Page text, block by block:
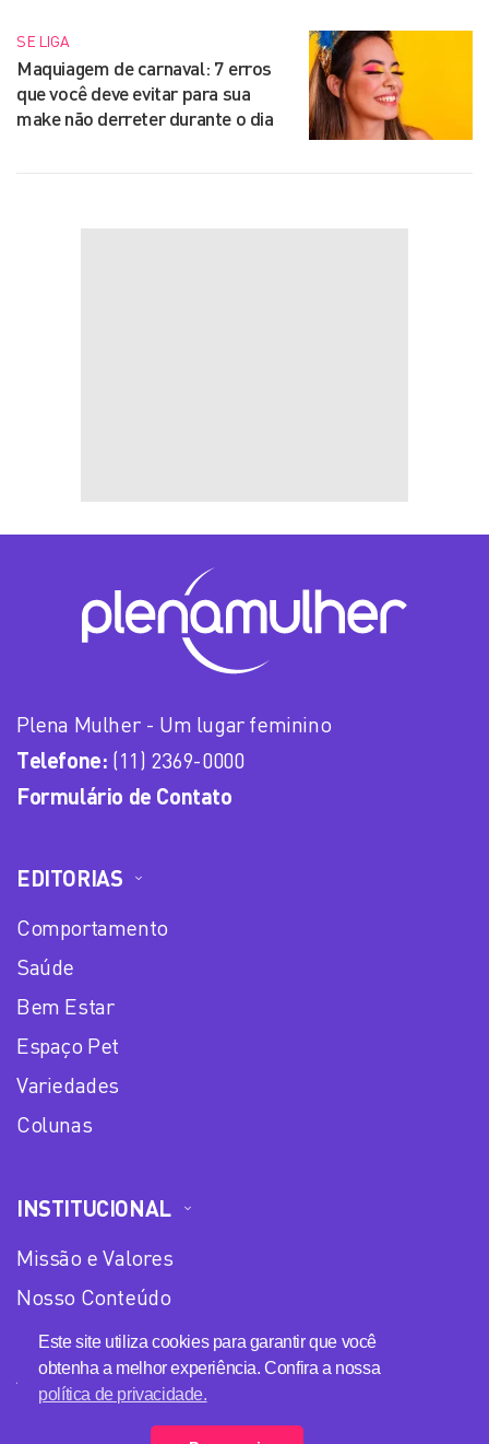
Este site utiliza cookies para garantir que você
obtenha a melhor experiência. Confira a nossa
política de privacidade.
SE LIGA
Maquiagem de carnaval: 7 erros
que você deve evitar para sua
make não derreter durante o dia
Plena Mulher - Um lugar feminino
Telefone: (11) 2369-0000
Formulário de Contato
EDITORIAS
Comportamento
Saúde
Bem Estar
Espaço Pet
Variedades
Colunas
INSTITUCIONAL
Missão e Valores
Nosso Conteúdo
Equipe
Anuncie no Plena Mulher